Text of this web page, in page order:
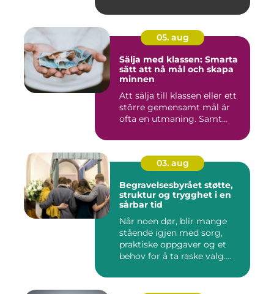
05. aug
Sälja med klassen: Smarta
sätt att nå mål och skapa
minnen
Att sälja till klassen eller ett
större gemensamt mål är
ofta en utmaning. Samt...
03. aug
Begravelsesbyrået støtte,
struktur og trygghet i en
sårbar tid
Når noen dør, blir mange
stående igjen med sorg,
praktiske oppgaver og et
behov for å ta raske valg....